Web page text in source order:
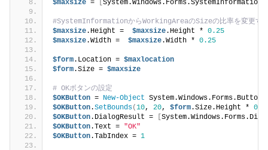
$maxsize = System.Windows.Forms.SystemInformation
#SystemInformationからWorkingAreaのSizeの比率を変更す
$maxsize.Height = $maxsize.Height * 0.25
$maxsize.Width = $maxsize.Width * 0.25
$form.Location = $maxlocation
$form.Size = $maxsize
# OKボタンの設定
$OKButton = New-Object System.Windows.Forms.Button
$OKButton.SetBounds(10, 20, $form.Size.Height * 0.5
$OKButton.DialogResult =
$OKButton.Text = "OK"
$OKButton.TabIndex = 1